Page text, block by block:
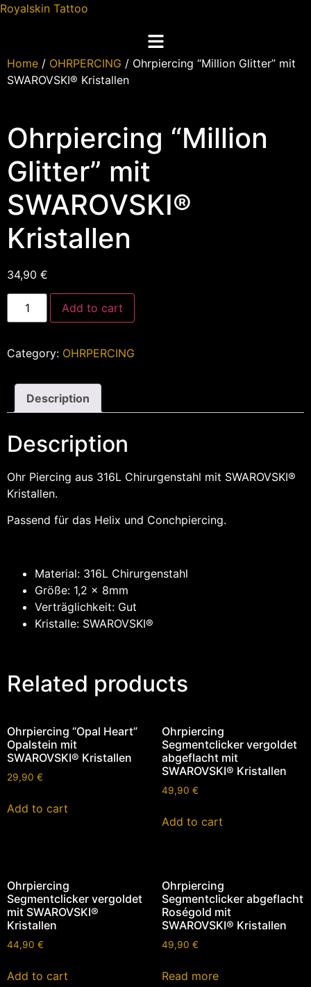
Royalskin Tattoo
Home / OHRPERCING / Ohrpiercing “Million Glitter” mit
SWAROVSKI® Kristallen
Ohrpiercing “Million
Glitter” mit
SWAROVSKI®
Kristallen
34,90 €
Add to cart
Category: OHRPERCING
Description
Description
Ohr Piercing aus 316L Chirurgenstahl mit SWAROVSKI®
Kristallen.
Passend für das Helix und Conchpiercing.
Material: 316L Chirurgenstahl
Größe: 1,2 x 8mm
Verträglichkeit: Gut
Kristalle: SWAROVSKI®
Related products
Ohrpiercing “Opal Heart”
Opalstein mit
SWAROVSKI® Kristallen
29,90 €
Add to cart
Ohrpiercing
Segmentclicker vergoldet
abgeflacht mit
SWAROVSKI® Kristallen
49,90 €
Add to cart
Ohrpiercing
Segmentclicker vergoldet
mit SWAROVSKI®
Kristallen
44,90 €
Add to cart
Ohrpiercing
Segmentclicker abgeflacht
Roségold mit
SWAROVSKI® Kristallen
49,90 €
Read more